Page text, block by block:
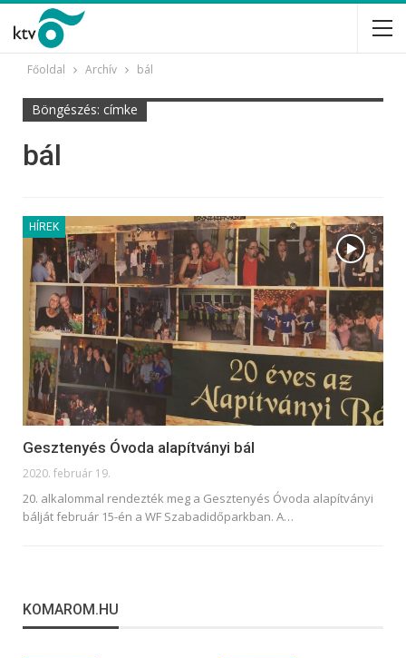
Főoldal Archív bál
Böngészés: címke
bál
HÍREK
Gesztenyés Óvoda alapítványi bál
2020. február 19.
20. alkalommal rendezték meg a Gesztenyés Óvoda alapítványi
bálját február 15-én a WF Szabadidőparkban. A…
KOMAROM.HU